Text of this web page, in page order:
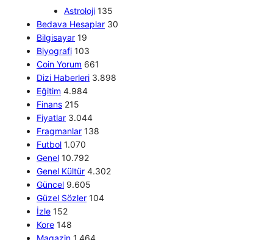
Astroloji 135
Bedava Hesaplar 30
Bilgisayar 19
Biyografi 103
Coin Yorum 661
Dizi Haberleri 3.898
Eğitim 4.984
Finans 215
Fiyatlar 3.044
Fragmanlar 138
Futbol 1.070
Genel 10.792
Genel Kültür 4.302
Güncel 9.605
Güzel Sözler 104
İzle 152
Kore 148
Magazin 1.464